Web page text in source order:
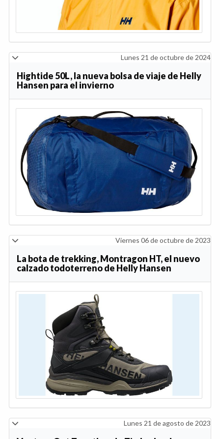
Lunes 21 de octubre de 2024
Hightide 50L, la nueva bolsa de viaje de Helly
Hansen para el invierno
Viernes 06 de octubre de 2023
La bota de trekking, Montragon HT, el nuevo
calzado todoterreno de Helly Hansen
Lunes 21 de agosto de 2023